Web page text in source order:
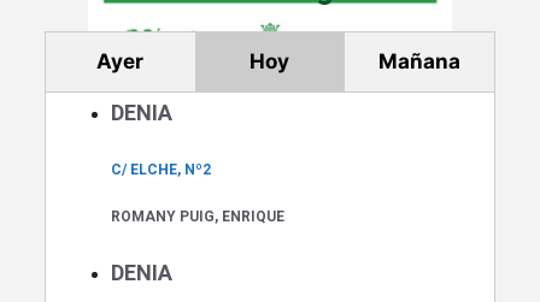
Ayer Hoy Mañana
DENIA
C/ ELCHE, Nº2
ROMANY PUIG, ENRIQUE
DENIA